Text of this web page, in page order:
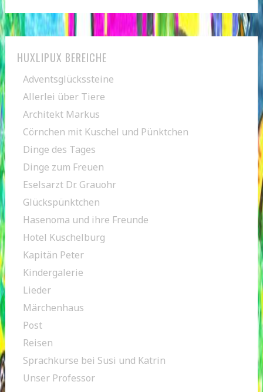
HUXLIPUX BEREICHE
Adventsglückssteine
Allerlei über Tiere
Architekt Markus
Cörnchen mit Kuschel und Pünktchen
Dinge des Tages
Dinge zum Freuen
Eselsarzt Dr. Grauohr
Glückspünktchen
Hasenoma und ihre Freunde
Hotel Kuschelburg
Kapitän Peter
Kindergalerie
Lieder
Märchenhaus
Post
Reisen
Sprachkurse bei Susi und Katrin
Unser Professor